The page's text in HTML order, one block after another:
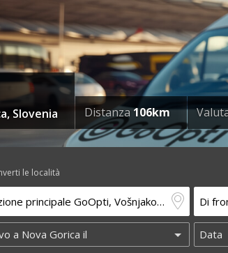
Slovenia
Distanza106km
le località